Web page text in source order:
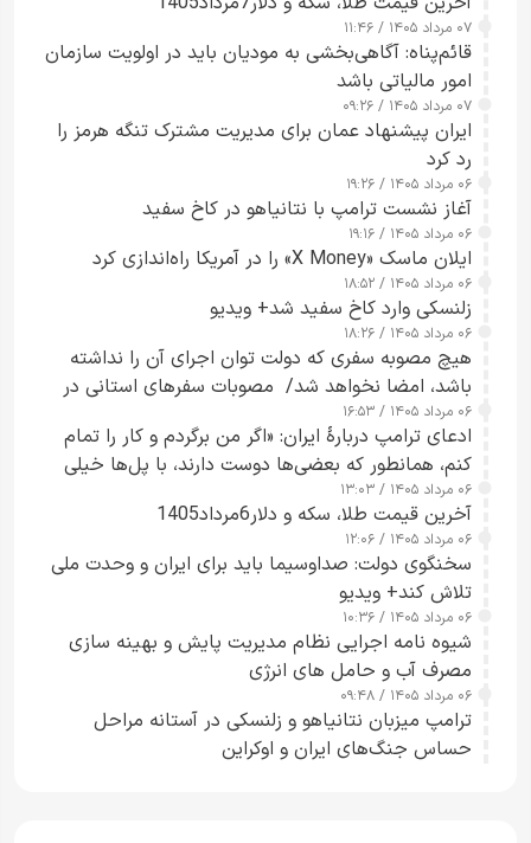
۰۷ مرداد ۱۴۰۵ / ۱۱:۴۶
قائم‌پناه: آگاهی‌بخشی به مودیان باید در اولویت سازمان
امور مالیاتی باشد
۰۷ مرداد ۱۴۰۵ / ۰۹:۲۶
ایران پیشنهاد عمان برای مدیریت مشترک تنگه هرمز را
رد کرد
۰۶ مرداد ۱۴۰۵ / ۱۹:۲۶
آغاز نشست ترامپ با نتانیاهو در کاخ سفید
۰۶ مرداد ۱۴۰۵ / ۱۹:۱۶
ایلان ماسک «X Money» را در آمریکا راه‌اندازی کرد
۰۶ مرداد ۱۴۰۵ / ۱۸:۵۲
زلنسکی وارد کاخ سفید شد+ ویدیو
۰۶ مرداد ۱۴۰۵ / ۱۸:۲۶
هیچ مصوبه سفری که دولت توان اجرای آن را نداشته
باشد، امضا نخواهد شد/ مصوبات سفرهای استانی در
چارچوب قانون بودجه است+ عکس
۰۶ مرداد ۱۴۰۵ / ۱۶:۵۳
ادعای ترامپ دربارهٔ ایران: «اگر من برگردم و کار را تمام
کنم، همانطور که بعضی‌ها دوست دارند، با پل‌ها خیلی
راحت می‌توانم بیشتر پل‌هایشان را در کمتر از یک
ساعت از بین ببرم+ ویدیو
۰۶ مرداد ۱۴۰۵ / ۱۳:۰۳
آخرین قیمت طلا، سکه و دلار6مرداد1405
۰۶ مرداد ۱۴۰۵ / ۱۲:۰۶
سخنگوی دولت: صداوسیما باید برای ایران و وحدت ملی
تلاش کند+ ویدیو
۰۶ مرداد ۱۴۰۵ / ۱۰:۳۶
شیوه نامه اجرایی نظام مدیریت پایش و بهینه سازی
مصرف آب و حامل های انرژی
۰۶ مرداد ۱۴۰۵ / ۰۹:۴۸
ترامپ میزبان نتانیاهو و زلنسکی در آستانه مراحل
حساس جنگ‌های ایران و اوکراین